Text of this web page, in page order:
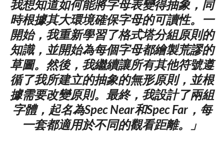
我想知道如何能將字母表變得抽象，同
時根據其大環境確保字母的可讀性。一
開始，我重新學習了格式塔分組原則的
知識，並開始為每個字母都繪製荒謬的
草圖。然後，我繼續讓所有其他符號遵
循了我所建立的抽象的無形原則，並根
據需要改變原則。最終，我設計了兩組
字體，起名為Spec Near和Spec Far，每
一套都適用於不同的觀看距離。」